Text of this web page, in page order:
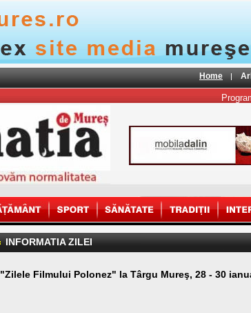
Home
INFORMATIA ZILEI
"Zilele Filmului Polonez" la Târgu Mureş, 28 - 30